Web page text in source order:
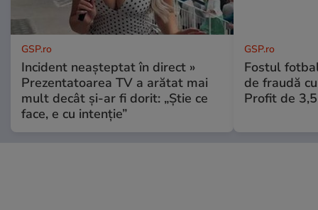
GSP.ro
Incident neașteptat în direct »
Prezentatoarea TV a arătat mai
mult decât și-ar fi dorit: „Știe ce
face, e cu intenție”
GSP.ro
Fostul
de fraudă
Profit de